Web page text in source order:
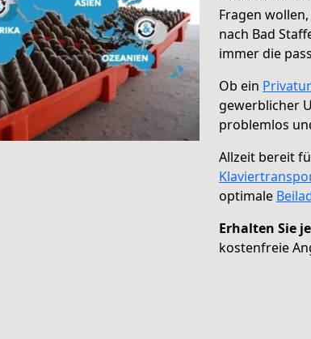
Fragen wollen,
nach Bad
immer die
Ob ein
gewerblicher
problemlos
Allzeit bereit
optimale
Erhalten Sie
kostenfreie